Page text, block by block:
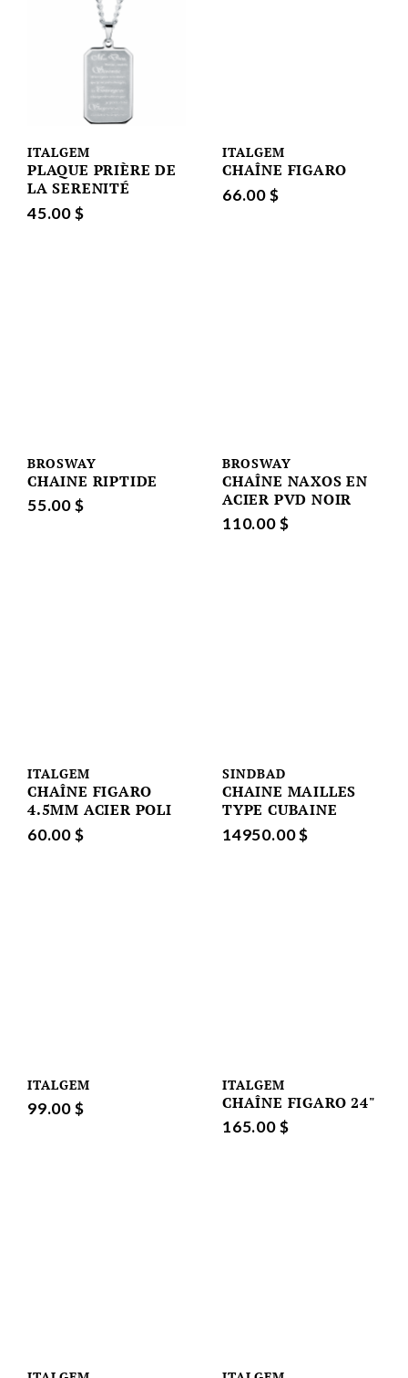
ITALGEM
PLAQUE PRIÈRE DE
LA SERENITÉ
45.00 $
ITALGEM
CHAÎNE FIGARO
66.00 $
BROSWAY
CHAINE RIPTIDE
55.00 $
BROSWAY
CHAÎNE NAXOS EN
ACIER PVD NOIR
110.00 $
ITALGEM
CHAÎNE FIGARO
4.5MM ACIER POLI
60.00 $
SINDBAD
CHAINE MAILLES
TYPE CUBAINE
14950.00 $
ITALGEM
99.00 $
ITALGEM
CHAÎNE FIGARO 24"
165.00 $